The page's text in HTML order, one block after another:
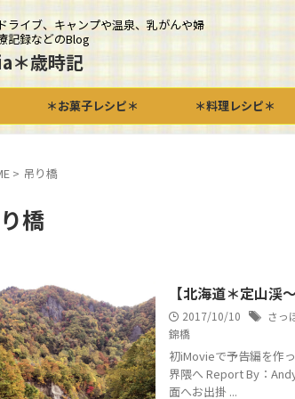
ライブ、キャンプや温泉、乳がんや婦
記録などのBlog
＊歳時記
＊お菓子レシピ＊ ＊料理レシピ＊
> 吊り橋
橋
【北海道＊定山渓
2017/10/10 さっ
錦橋
初iMovieで予告編を作
界隈へ Report By：
面へお出掛 ...